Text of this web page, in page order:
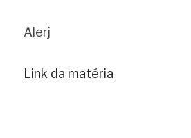
Alerj
Link da matéria